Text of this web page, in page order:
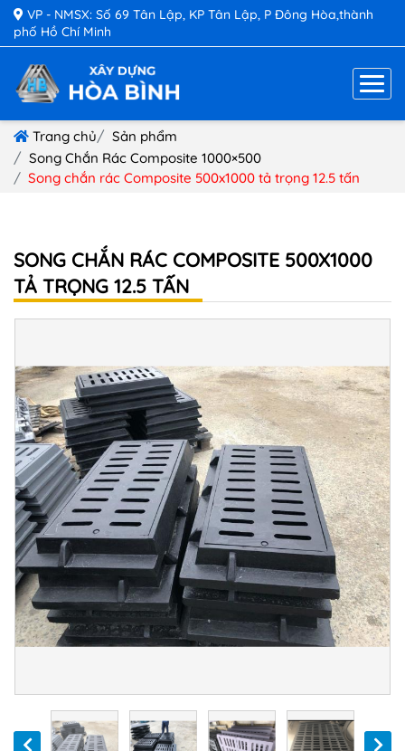
VP - NMSX: Số 69 Tân Lập, KP Tân Lập, P Đông Hòa,thành
phố Hồ Chí Minh
Trang chủ
Sản phẩm
Song Chắn Rác Composite 1000×500
Song chắn rác Composite 500x1000 tả trọng 12.5 tấn
SONG CHẮN RÁC COMPOSITE 500X1000
TẢ TRỌNG 12.5 TẤN